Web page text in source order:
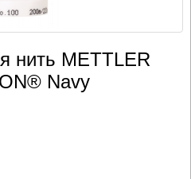
нить METTLER
Navy